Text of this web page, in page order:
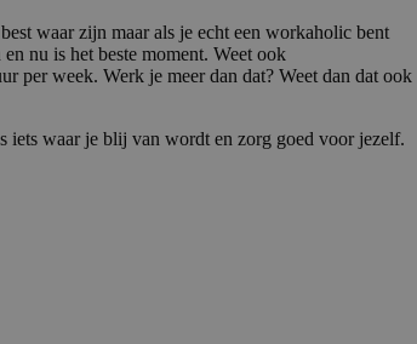
waar zijn maar als je echt een workaholic bent
nu is het beste moment. Weet ook
per week. Werk je meer dan dat? Weet dan dat ook
iets waar je blij van wordt en zorg goed voor jezelf.